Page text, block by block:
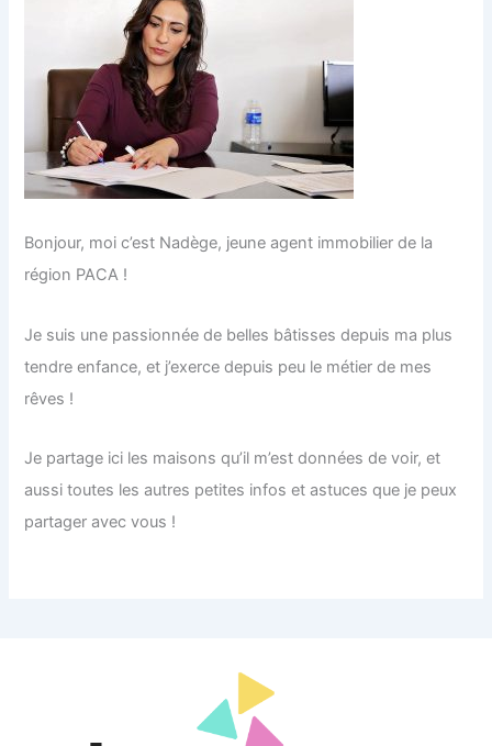
Bonjour, moi c’est Nadège, jeune agent immobilier de la
région PACA !
Je suis une passionnée de belles bâtisses depuis ma plus
tendre enfance, et j’exerce depuis peu le métier de mes
rêves !
Je partage ici les maisons qu’il m’est données de voir, et
aussi toutes les autres petites infos et astuces que je peux
partager avec vous !